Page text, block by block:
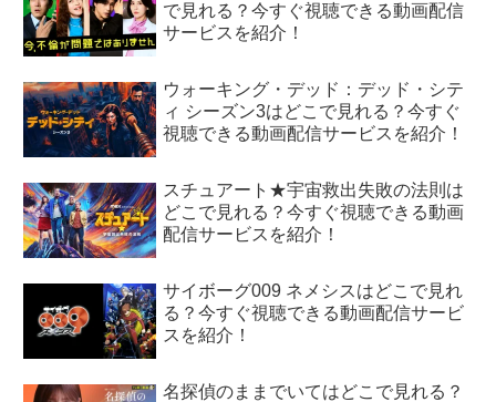
で見れる？今すぐ視聴できる動画配信
サービスを紹介！
ウォーキング・デッド：デッド・シテ
ィ シーズン3はどこで見れる？今すぐ
視聴できる動画配信サービスを紹介！
スチュアート★宇宙救出失敗の法則は
どこで見れる？今すぐ視聴できる動画
配信サービスを紹介！
サイボーグ009 ネメシスはどこで見れ
る？今すぐ視聴できる動画配信サービ
スを紹介！
名探偵のままでいてはどこで見れる？